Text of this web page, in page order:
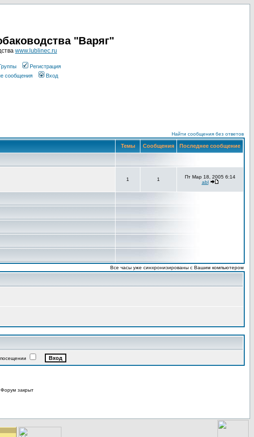
"Варяг"
www.lublinec.ru
Регистрация
сообщения Вход
Найти сообщения без ответов
Темы Сообщения Последнее сообщение
1 1
Пт Мар 18, 2005 6:14
abl
Все часы уже синхронизированы с Вашим компьютером
Форум закрыт